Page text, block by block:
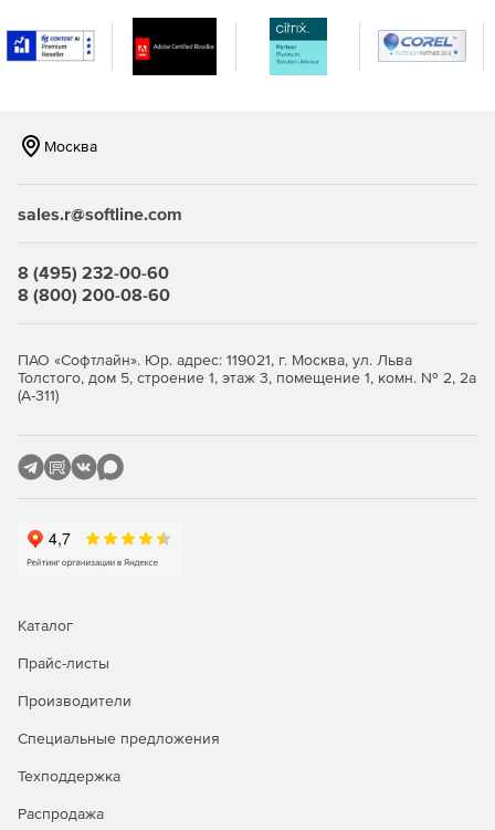
Москва
sales.r@softline.com
8 (495) 232-00-60
8 (800) 200-08-60
ПАО «Софтлайн». Юр. адрес: 119021, г. Москва, ул. Льва
Толстого, дом 5, строение 1, этаж 3, помещение 1, комн. № 2, 2а
(А-311)
Каталог
Прайс-листы
Производители
Специальные предложения
Техподдержка
Распродажа